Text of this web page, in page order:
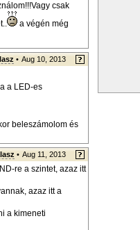
csak
a végén még
• Aug 10, 2013
a LED-es
beleszámolom és
• Aug 11, 2013
re a szintet, azaz itt
azaz itt a
a kimeneti